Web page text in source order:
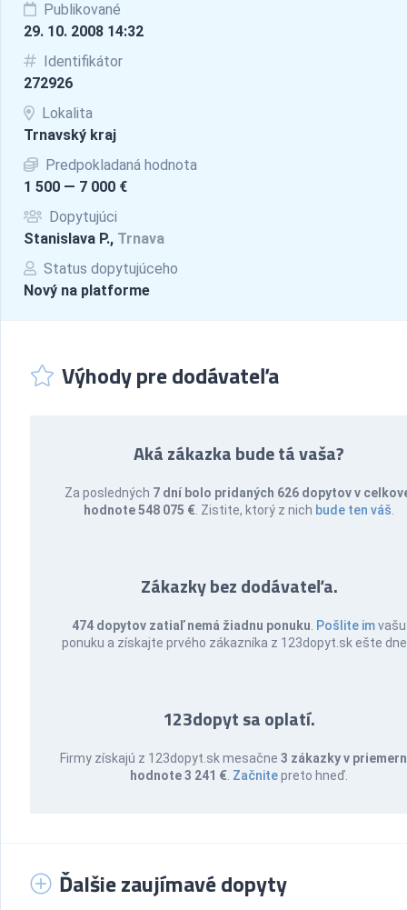
Publikované
29. 10. 2008 14:32
Identifikátor
272926
Lokalita
Trnavský kraj
Predpokladaná hodnota
1 500 — 7 000 €
Dopytujúci
Stanislava P., Trnava
Status dopytujúceho
Nový na platforme
Výhody pre dodávateľa
Aká zákazka bude tá vaša?
Za posledných 7 dní bolo pridaných 626 dopytov v
hodnote 548 075 € . Zistite, ktorý z nich bude ten váš
Zákazky bez dodávateľa.
474 dopytov zatiaľ nemá žiadnu ponuku Pošlite imvašu
ponuku a získajte prvého zákazníka z 123dopyt.sk ešte
123dopyt sa oplatí.
Firmy získajú z 123dopyt.sk mesačne3 zákazky v
hodnote 3 241 € Začnitepreto hneď.
Ďalšie zaujímavé dopyty